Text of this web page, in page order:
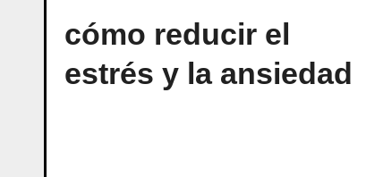
cómo reducir el
estrés y la ansiedad